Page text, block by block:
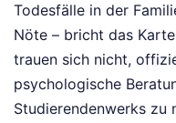
Todesfälle in der
Nöte – bricht das
trauen sich nicht,
psychologische
Studierendenwerks zu